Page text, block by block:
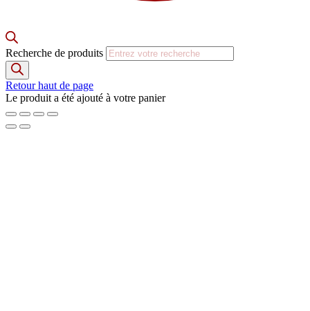
Recherche de produits
Retour haut de page
Le produit a été ajouté à votre panier